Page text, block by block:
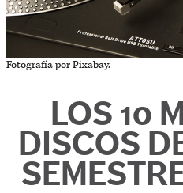
Fotografía por Pixabay.
LOS 10
DISCOS